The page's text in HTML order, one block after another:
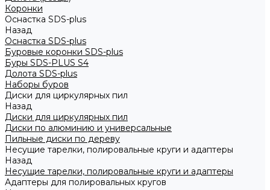
Коронки
Оснастка SDS-plus
Назад
Оснастка SDS-plus
Буровые коронки SDS-plus
Буры SDS-PLUS S4
Долота SDS-plus
Наборы буров
Диски для циркулярных пил
Назад
Диски для циркулярных пил
Диски по алюминию и универсальные
Пильные диски по дереву
Несущие тарелки, полировальные круги и адаптеры
Назад
Несущие тарелки, полировальные круги и адаптеры
Адаптеры для полировальных кругов